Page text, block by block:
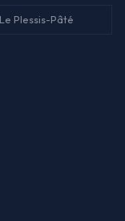
Plessis-Pâté